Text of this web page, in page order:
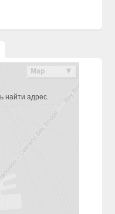
найти адрес.